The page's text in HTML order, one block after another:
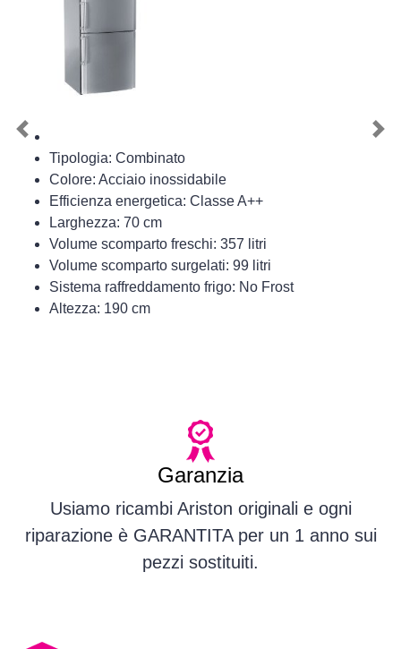
Tipologia: Combinato
Colore: Acciaio inossidabile
Efficienza energetica: Classe A++
Larghezza: 70 cm
Volume scomparto freschi: 357 litri
Volume scomparto surgelati: 99 litri
Sistema raffreddamento frigo: No Frost
Altezza: 190 cm
Previous
Garanzia
Usiamo ricambi Ariston originali e ogni
riparazione è GARANTITA per un 1 anno sui
pezzi sostituiti.